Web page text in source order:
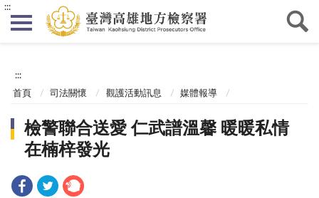
:::
:::
首頁 司法關懷 觀護活動訊息 媒體報導
檢警聯合送愛 仁武譜溫馨 暖暖私情
在楠梓發光